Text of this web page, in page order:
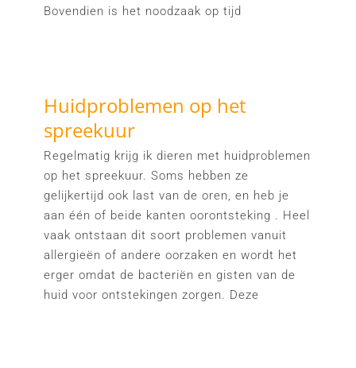
Bovendien is het noodzaak op tijd
Huidproblemen op het
spreekuur
Regelmatig krijg ik dieren met huidproblemen
op het spreekuur. Soms hebben ze
gelijkertijd ook last van de oren, en heb je
aan één of beide kanten oorontsteking . Heel
vaak ontstaan dit soort problemen vanuit
allergieën of andere oorzaken en wordt het
erger omdat de bacteriën en gisten van de
huid voor ontstekingen zorgen. Deze